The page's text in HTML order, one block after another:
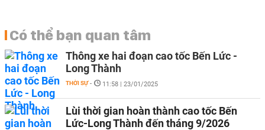
Có thể bạn quan tâm
Thông xe hai đoạn cao tốc Bến Lức -
Long Thành
THỜI SỰ - 11:58 | 23/01/2025
Lùi thời gian hoàn thành cao tốc Bến
Lức-Long Thành đến tháng 9/2026